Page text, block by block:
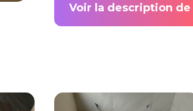
Voir la description